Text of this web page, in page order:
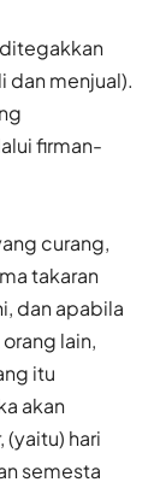
dan menjual).
firman-
curang,
takaran
dan apabila
lain,
itu
akan
hari
semesta